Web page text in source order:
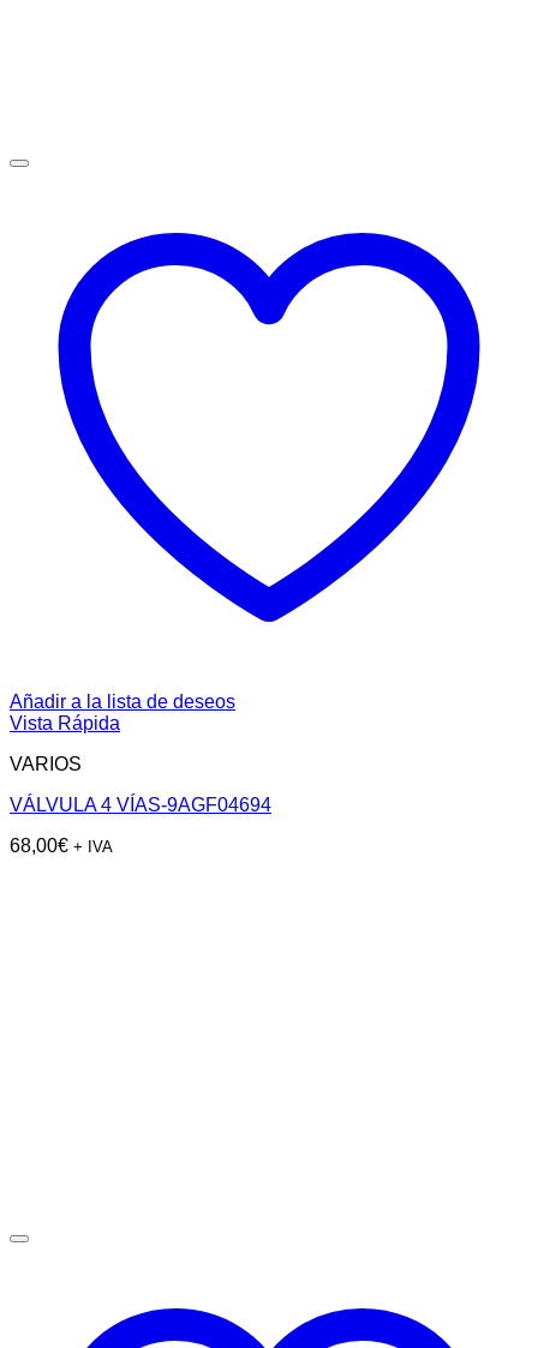
Añadir a la lista de deseos
Vista Rápida
VARIOS
VÁLVULA 4 VÍAS-9AGF04694
68,00€ + IVA